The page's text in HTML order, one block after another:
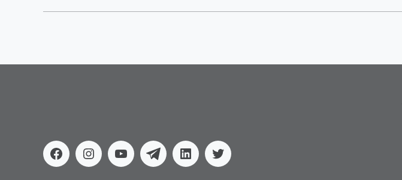
FacebookInstagram
YoutubeTelegramLinkedinTwitter